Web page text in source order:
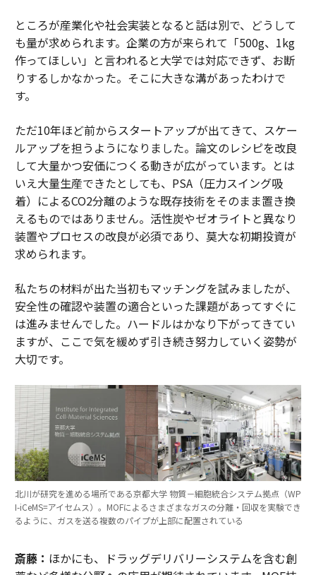
ところが産業化や社会実装となると話は別で、どうして
も量が求められます。企業の方が来られて「500g、1kg
作ってほしい」と言われると大学では対応できず、お断
りするしかなかった。そこに大きな溝があったわけで
す。
ただ10年ほど前からスタートアップが出てきて、スケー
ルアップを担うようになりました。論文のレシピを改良
して大量かつ安価につくる動きが広がっています。とは
いえ大量生産できたとしても、PSA（圧力スイング吸
着）によるCO2分離のような既存技術をそのまま置き換
えるものではありません。活性炭やゼオライトと異なり
装置やプロセスの改良が必須であり、莫大な初期投資が
求められます。
私たちの材料が出た当初もマッチングを試みましたが、
安全性の確認や装置の適合といった課題があってすぐに
は進みませんでした。ハードルはかなり下がってきてい
ますが、ここで気を緩めず引き続き努力していく姿勢が
大切です。
北川が研究を進める場所である京都大学 物質－細胞統合システム拠点（WP
I-iCeMS=アイセムス）。MOFによるさまざまなガスの分離・回収を実験でき
るように、ガスを送る複数のパイプが上部に配置されている
斎藤： ほかにも、ドラッグデリバリーシステムを含む創